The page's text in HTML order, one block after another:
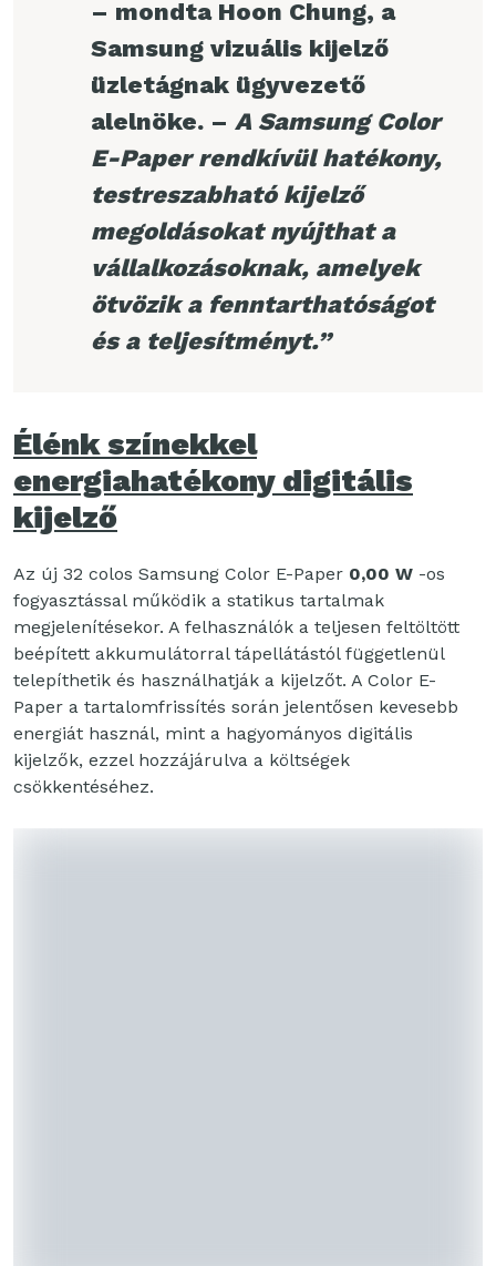
– mondta Hoon Chung, a
Samsung vizuális kijelző
üzletágnak ügyvezető
alelnöke. – A Samsung Color
E-Paper rendkívül hatékony,
testreszabható kijelző
megoldásokat nyújthat a
vállalkozásoknak, amelyek
ötvözik a fenntarthatóságot
és a teljesítményt.”
Élénk színekkel
energiahatékony digitális
kijelző
Az új 32 colos Samsung Color E-Paper 0,00 W -os
fogyasztással működik a statikus tartalmak
megjelenítésekor. A felhasználók a teljesen feltöltött
beépített akkumulátorral tápellátástól függetlenül
telepíthetik és használhatják a kijelzőt. A Color E-
Paper a tartalomfrissítés során jelentősen kevesebb
energiát használ, mint a hagyományos digitális
kijelzők, ezzel hozzájárulva a költségek
csökkentéséhez.